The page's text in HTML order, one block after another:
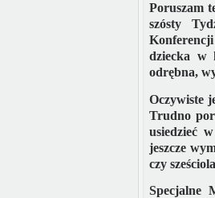
Poruszam
szósty
Konferencji
dziecka w
odrębna,
Oczywiste
Trudno
usiedzieć
jeszcze
czy
Specjalne